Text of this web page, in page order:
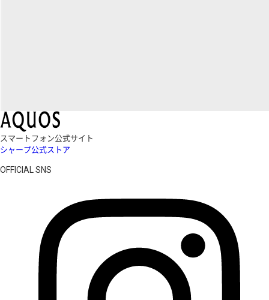
スマートフォン公式サイト
シャープ公式ストア
OFFICIAL SNS